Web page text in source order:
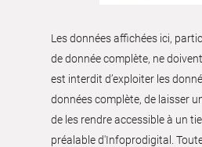
Les données affichées ici,
de donnée complète, ne
est interdit d’exploiter les
données complète, de laisser
de les rendre accessible à un
préalable d'Infoprodigital.